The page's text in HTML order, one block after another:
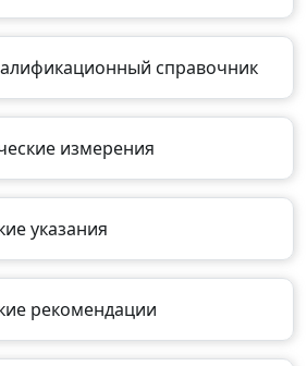
справочник
измерения
указания
рекомендации